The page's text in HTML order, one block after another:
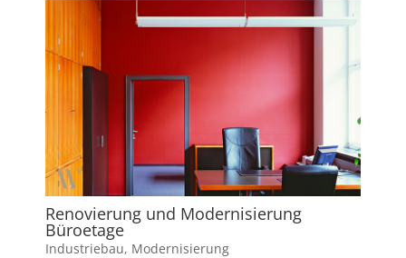
Renovierung und Modernisierung
Büroetage
Industriebau, Modernisierung